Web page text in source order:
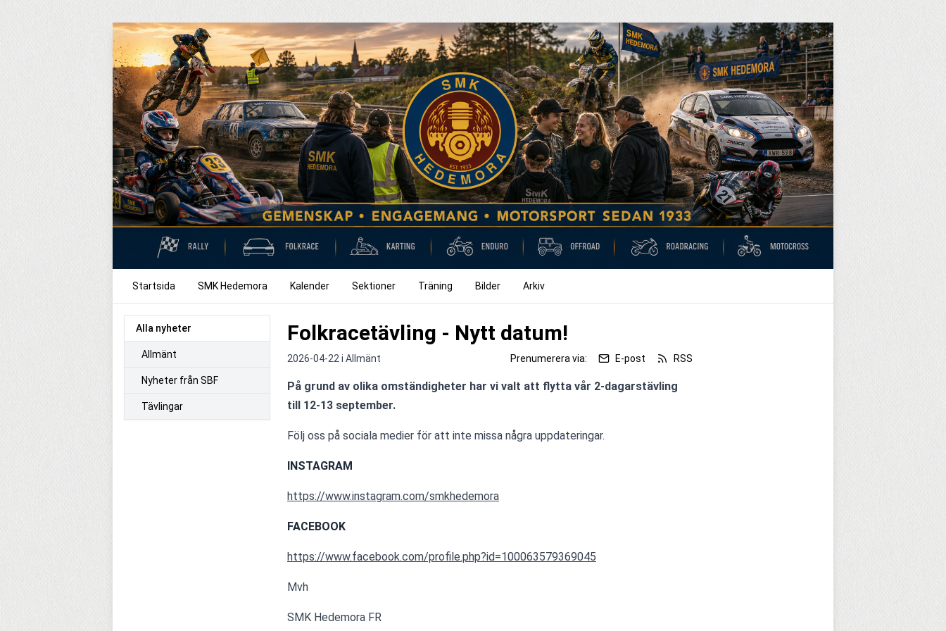
Startsida SMK Hedemora Kalender Sektioner Träning Bilder Arkiv
Alla nyheter
Allmänt
Nyheter från SBF
Tävlingar
Folkracetävling - Nytt datum!
2026-04-22 i Allmänt Prenumerera via: E-post RSS
På grund av olika omständigheter har vi valt att flytta vår 2-dagarstävling
till 12-13 september.
Följ oss på sociala medier för att inte missa några uppdateringar.
INSTAGRAM
https://www.instagram.com/smkhedemora
FACEBOOK
https://www.facebook.com/profile.php?id=100063579369045
Mvh
SMK Hedemora FR